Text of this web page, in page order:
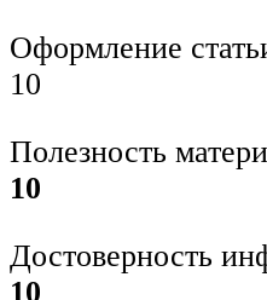
Оформление
10
Полезность
10
Достоверность
10